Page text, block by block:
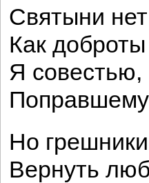
Святыни
Как
Я совестью,
Но
Вернуть